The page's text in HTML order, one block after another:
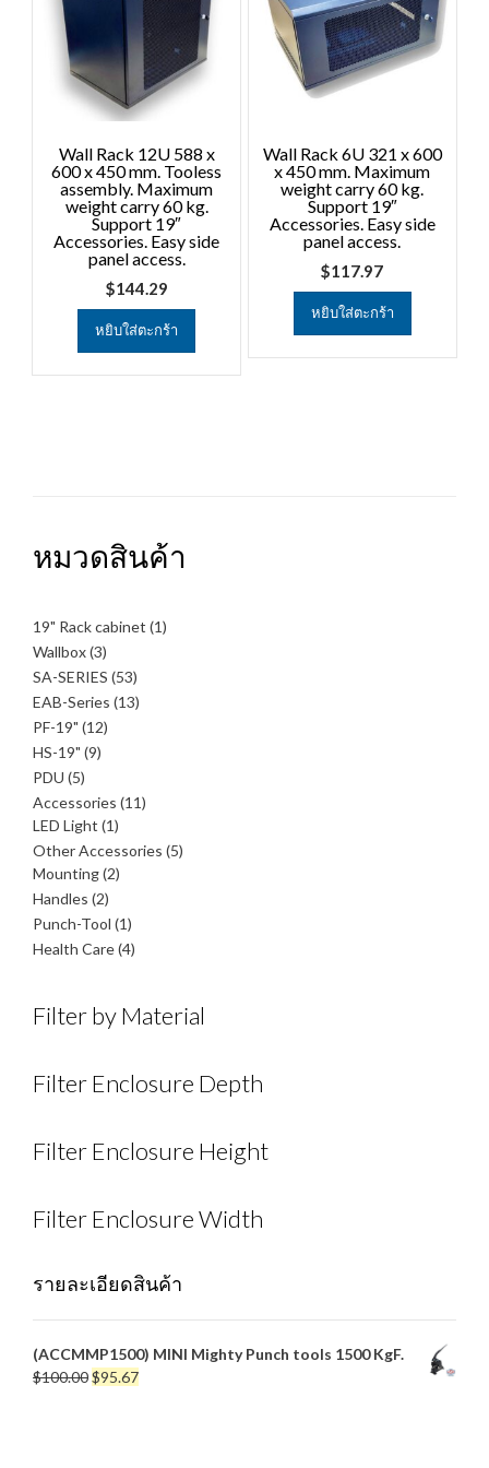
Wall Rack 12U 588 x
600 x 450 mm. Tooless
assembly. Maximum
weight carry 60 kg.
Support 19″
Accessories. Easy side
panel access.
$144.29
หยิบใส่ตะกร้า
Wall Rack 6U 321 x 600
x 450 mm. Maximum
weight carry 60 kg.
Support 19″
Accessories. Easy side
panel access.
$117.97
หยิบใส่ตะกร้า
หมวดสินค้า
19" Rack cabinet 11
Wallbox 33
สินค้า
SA-SERIES 5353
สินค้า
EAB-Series 1313
PF-19" 1212
HS-19" 99
PDU 55
สินค้า
Accessories 1111
LED Light 11
สินค้า
Other Accessories 55
Mounting 22
Handles 22
สินค้า
Punch-Tool 11
สินค้า
Health Care 44
Filter by Material
Filter Enclosure Depth
Filter Enclosure Height
Filter Enclosure Width
รายละเอียดสินค้า
(ACCMMP1500) MINI Mighty Punch tools 1500 KgF.
$100.00Original
$95.67Current